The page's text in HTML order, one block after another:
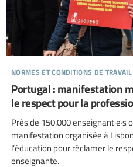
normes et conditions de travail
Portugal : manifestation
le respect pour la
Près de 150.000 enseignant·e·s
manifestation organisée à
l’éducation pour réclamer le
enseignante.